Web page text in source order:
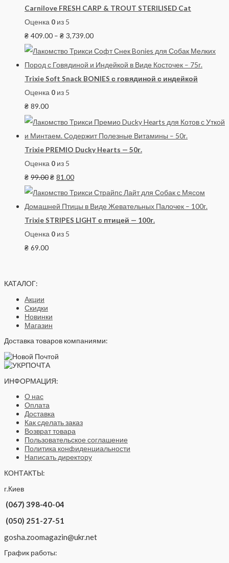
Carnilove FRESH CARP & TROUT STERILISED Cat
Оценка 0 из 5
₴ 409.00 – ₴ 3,739.00
Trixie Soft Snack BONIES с говядиной с индейкой
Оценка 0 из 5
₴ 89.00
Trixie PREMIO Ducky Hearts — 50г.
Оценка 0 из 5
₴ 99.00₴ 81.00
Trixie STRIPES LIGHT с птицей — 100г.
Оценка 0 из 5
₴ 69.00
КАТАЛОГ:
Акции
Скидки
Новинки
Магазин
Доставка товаров компаниями:
ИНФОРМАЦИЯ:
О нас
Оплата
Доставка
Как сделать заказ
Возврат товара
Пользовательское соглашение
Политика конфиденциальности
Написать директору
КОНТАКТЫ:
г.Киев
(067) 398-40-04
(050) 251-27-51
gosha.zoomagazin@ukr.net
График работы: